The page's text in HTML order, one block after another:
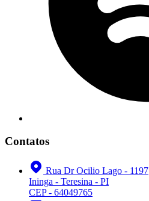
Contatos
Rua Dr Ocilio Lago - 1197
Ininga - Teresina - PI
CEP - 64049765